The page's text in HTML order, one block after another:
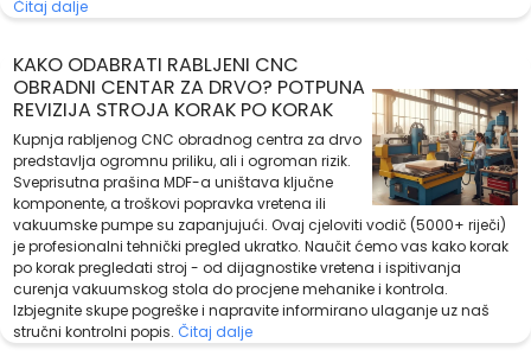
Čitaj dalje
KAKO ODABRATI RABLJENI CNC
OBRADNI CENTAR ZA DRVO? POTPUNA
REVIZIJA STROJA KORAK PO KORAK
Kupnja rabljenog CNC obradnog centra za drvo
predstavlja ogromnu priliku, ali i ogroman rizik.
Sveprisutna prašina MDF-a uništava ključne
komponente, a troškovi popravka vretena ili
vakuumske pumpe su zapanjujući. Ovaj cjeloviti vodič (5000+ riječi)
je profesionalni tehnički pregled ukratko. Naučit ćemo vas kako korak
po korak pregledati stroj - od dijagnostike vretena i ispitivanja
curenja vakuumskog stola do procjene mehanike i kontrola.
Izbjegnite skupe pogreške i napravite informirano ulaganje uz naš
stručni kontrolni popis. Čitaj dalje